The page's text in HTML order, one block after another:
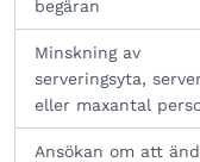
begäran
Minskning av
serveringsyta,
eller maxantal
Ansökan om att